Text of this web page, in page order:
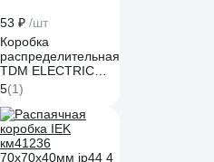
53 ₽ /шт
Коробка
распределительная
TDM ELECTRIC
75х75х28 ОП бук
IP40 SQ1401-0305
5(1)